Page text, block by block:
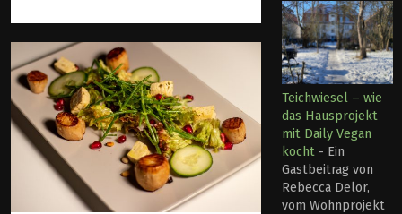
Teichwiesel – wie
das Hausprojekt
mit Daily Vegan
kocht - Ein
Gastbeitrag von
Rebecca Delor,
vom Wohnprojekt